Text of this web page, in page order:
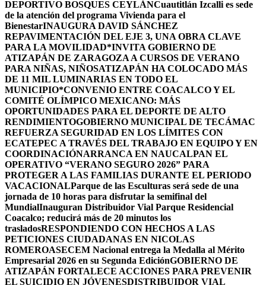
DEPORTIVO BOSQUES CEYLÁNCuautitlán Izcalli es sede
de la atención del programa Vivienda para el
BienestarINAUGURA DAVID SÁNCHEZ
REPAVIMENTACIÓN DEL EJE 3, UNA OBRA CLAVE
PARA LA MOVILIDAD*INVITA GOBIERNO DE
ATIZAPÁN DE ZARAGOZA A CURSOS DE VERANO
PARA NIÑAS, NIÑOSATIZAPÁN HA COLOCADO MÁS
DE 11 MIL LUMINARIAS EN TODO EL
MUNICIPIO*CONVENIO ENTRE COACALCO Y EL
COMITÉ OLÍMPICO MEXICANO: MÁS
OPORTUNIDADES PARA EL DEPORTE DE ALTO
RENDIMIENTOGOBIERNO MUNICIPAL DE TECÁMAC
REFUERZA SEGURIDAD EN LOS LÍMITES CON
ECATEPEC A TRAVÉS DEL TRABAJO EN EQUIPO Y EN
COORDINACIÓNARRANCA EN NAUCALPAN EL
OPERATIVO “VERANO SEGURO 2026” PARA
PROTEGER A LAS FAMILIAS DURANTE EL PERIODO
VACACIONALParque de las Esculturas será sede de una
jornada de 10 horas para disfrutar la semifinal del
MundialInauguran Distribuidor Vial Parque Residencial
Coacalco; reducirá más de 20 minutos los
trasladosRESPONDIENDO CON HECHOS A LAS
PETICIONES CIUDADANAS EN NICOLAS
ROMEROASECEM Nacional entrega la Medalla al Mérito
Empresarial 2026 en su Segunda EdiciónGOBIERNO DE
ATIZAPÁN FORTALECE ACCIONES PARA PREVENIR
EL SUICIDIO EN JÓVENESDISTRIBUIDOR VIAL